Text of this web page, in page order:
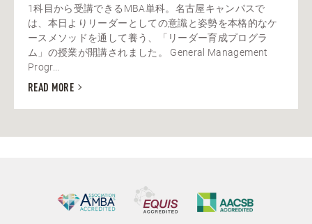
1科目から受講できるMBA単科。名古屋キャンパスで
は、本日よりリーダーとしての意識と姿勢を本格的なケ
ースメソッドを通して養う、「リーダー育成プログラ
ム」の授業が開講されました。 General Management
Progr...
READ MORE